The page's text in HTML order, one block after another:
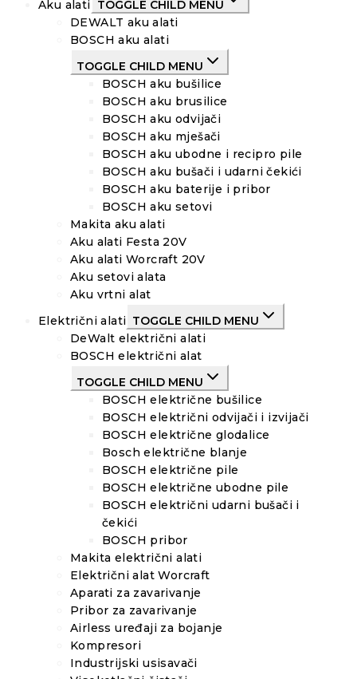
Aku alati TOGGLE CHILD MENU
DEWALT aku alati
BOSCH aku alati
TOGGLE CHILD MENU
BOSCH aku bušilice
BOSCH aku brusilice
BOSCH aku odvijači
BOSCH aku mješači
BOSCH aku ubodne i recipro pile
BOSCH aku bušači i udarni čekići
BOSCH aku baterije i pribor
BOSCH aku setovi
Makita aku alati
Aku alati Festa 20V
Aku alati Worcraft 20V
Aku setovi alata
Aku vrtni alat
Električni alati TOGGLE CHILD MENU
DeWalt električni alati
BOSCH električni alat
TOGGLE CHILD MENU
BOSCH električne bušilice
BOSCH električni odvijači i izvijači
BOSCH električne glodalice
Bosch električne blanje
BOSCH električne pile
BOSCH električne ubodne pile
BOSCH električni udarni bušači i
čekići
BOSCH pribor
Makita električni alati
Električni alat Worcraft
Aparati za zavarivanje
Pribor za zavarivanje
Airless uređaji za bojanje
Kompresori
Industrijski usisavači